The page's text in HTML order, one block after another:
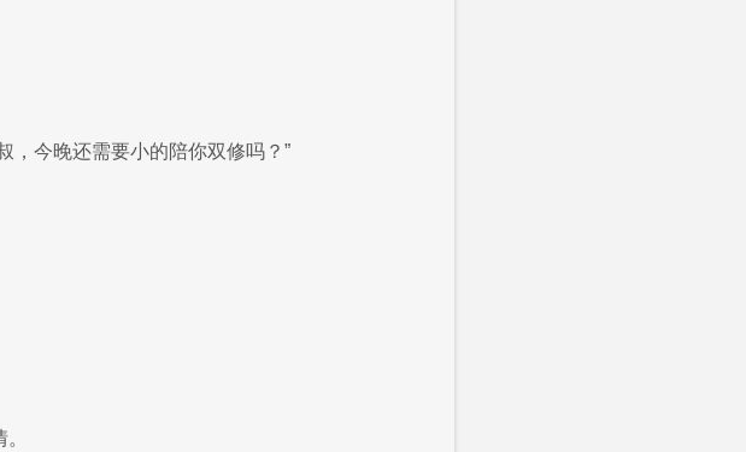
，今晚还需要小的陪你双修吗？”